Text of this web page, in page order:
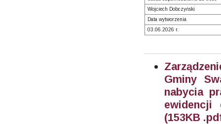
Wojciech Dobczyński
Data wytworzenia
03.06.2026 r.
Gminy
nabycia
ewidencji
(153KB